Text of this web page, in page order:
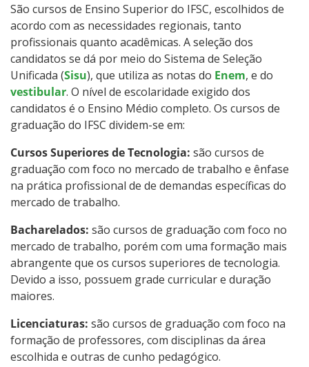
Especialização
Educação a Distância
Todos os cursos
Processo de Inscrição
Resultados
Resultados Vagas Remanescentes
Como posso estudar no IFSC?
Calendário de inscrições
Processos Seletivos
São cursos de Ensino Superior do IFSC, escolhidos de
acordo com as necessidades regionais, tanto
profissionais quanto acadêmicas. A seleção dos
candidatos se dá por meio do Sistema de Seleção
Unificada (Sisu), que utiliza as notas do Enem, e do
vestibular. O nível de escolaridade exigido dos
candidatos é o Ensino Médio completo. Os cursos de
graduação do IFSC dividem-se em:
Cursos Superiores de Tecnologia: são cursos de
graduação com foco no mercado de trabalho e ênfase
na prática profissional de de demandas específicas do
mercado de trabalho.
Bacharelados: são cursos de graduação com foco no
mercado de trabalho, porém com uma formação mais
abrangente que os cursos superiores de tecnologia.
Devido a isso, possuem grade curricular e duração
maiores.
Licenciaturas: são cursos de graduação com foco na
formação de professores, com disciplinas da área
escolhida e outras de cunho pedagógico.